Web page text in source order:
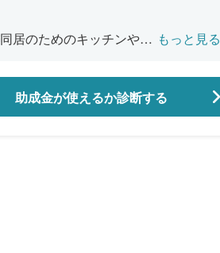
居のためのキッチンやお もっと見る
助成金が使えるか診断する